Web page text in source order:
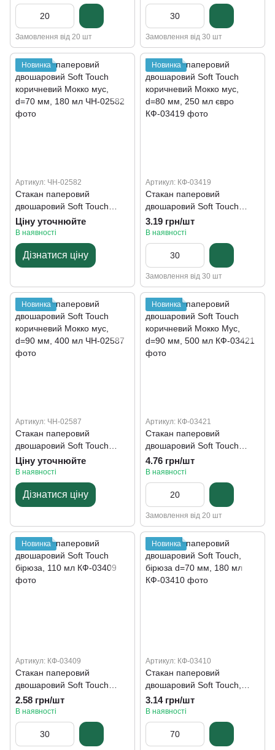
Замовлення від 20 шт Замовлення від 30 шт
Новинка
Артикул: ЧН-02582
Стакан паперовий
двошаровий Soft Touch
коричневий Мокко мус,
d=70 мм, 180 мл
Ціну уточнюйте
В наявності
Дізнатися ціну
Новинка
Артикул: КФ-03419
Стакан паперовий
двошаровий Soft Touch
коричневий Мокко мус,
d=80 мм, 250 мл євро
3.19 грн/шт
В наявності
Замовлення від 30 шт
Новинка
Артикул: ЧН-02587
Стакан паперовий
двошаровий Soft Touch
коричневий Мокко мус,
d=90 мм, 400 мл
Ціну уточнюйте
В наявності
Дізнатися ціну
Новинка
Артикул: КФ-03421
Стакан паперовий
двошаровий Soft Touch
коричневий Мокко Мус,
d=90 мм, 500 мл
4.76 грн/шт
В наявності
Замовлення від 20 шт
Новинка
Артикул: КФ-03409
Стакан паперовий
двошаровий Soft Touch
бірюза, 110 мл
2.58 грн/шт
В наявності
Новинка
Артикул: КФ-03410
Стакан паперовий
двошаровий Soft Touch,
бірюза d=70 мм, 180 мл
3.14 грн/шт
В наявності